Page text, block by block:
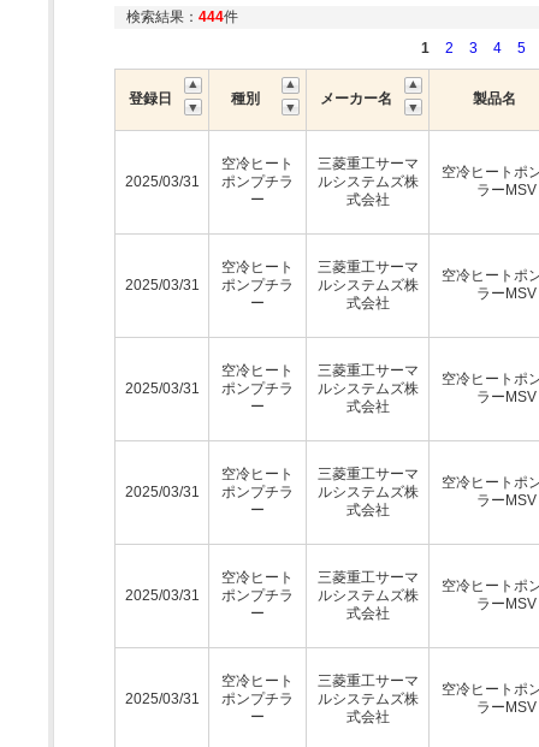
検索結果： 444件
1
2 3 4 5
登録日 種別 メーカー名 製品名
2025/03/31
空冷ヒート
ポンプチラ
ー
三菱重工サーマ
ルシステムズ株
式会社
空冷ヒートポ
ラーMSV
2025/03/31
空冷ヒート
ポンプチラ
ー
三菱重工サーマ
ルシステムズ株
式会社
空冷ヒートポ
ラーMSV
2025/03/31
空冷ヒート
ポンプチラ
ー
三菱重工サーマ
ルシステムズ株
式会社
空冷ヒートポ
ラーMSV
2025/03/31
空冷ヒート
ポンプチラ
ー
三菱重工サーマ
ルシステムズ株
式会社
空冷ヒートポ
ラーMSV
2025/03/31
空冷ヒート
ポンプチラ
ー
三菱重工サーマ
ルシステムズ株
式会社
空冷ヒートポ
ラーMSV
2025/03/31
空冷ヒート
ポンプチラ
ー
三菱重工サーマ
ルシステムズ株
式会社
空冷ヒートポ
ラーMSV